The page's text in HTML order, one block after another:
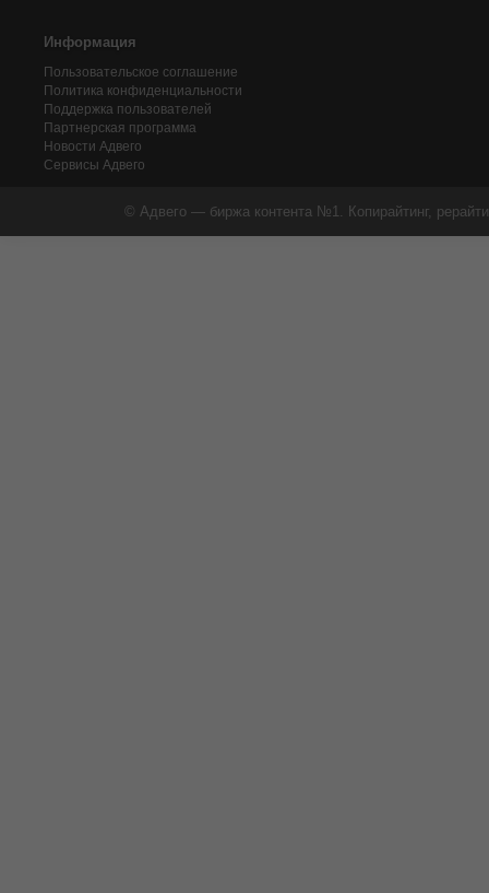
Информация
Пользовательское соглашение
Политика конфиденциальности
Поддержка пользователей
Партнерская программа
Новости Адвего
Сервисы Адвего
© Адвего — биржа контента №1. Копирайтинг,